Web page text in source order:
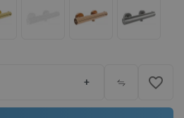
+ favorite_border